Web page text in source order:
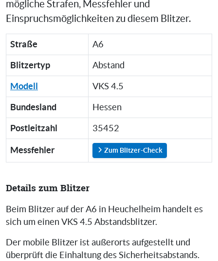
mögliche Strafen, Messfehler und
Einspruchsmöglichkeiten zu diesem Blitzer.
Straße A6
Blitzertyp Abstand
Modell VKS 4.5
Bundesland Hessen
Postleitzahl 35452
Messfehler Zum Blitzer-Check
Details zum Blitzer
Beim Blitzer auf der A6 in Heuchelheim handelt es
sich um einen VKS 4.5 Abstandsblitzer.
Der mobile Blitzer ist außerorts aufgestellt und
überprüft die Einhaltung des Sicherheitsabstands.